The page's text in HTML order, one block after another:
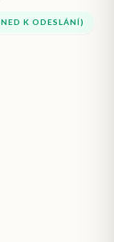
K ODESLÁNÍ)